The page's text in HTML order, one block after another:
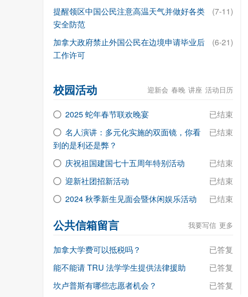
提醒领区中国公民注意高温天气并做好各类
安全防范
(7-11)
加拿大政府禁止外国公民在边境申请毕业后
工作许可
(6-21)
校园活动 迎新会 春晚 讲座 活动日历
2025 蛇年春节联欢晚宴
已结束
名人演讲：多元化实施的双面镜，你看
到的是利还是弊？
已结束
庆祝祖国建国七十五周年特别活动
已结束
迎新社团招新活动
已结束
2024 秋季新生见面会暨休闲娱乐活动
已结束
公共信箱留言 我要写信 更多
加拿大学费可以抵税吗？
已答复
能不能请 TRU 法学学生提供法律援助
已答复
坎卢普斯有哪些志愿者机会？
已答复